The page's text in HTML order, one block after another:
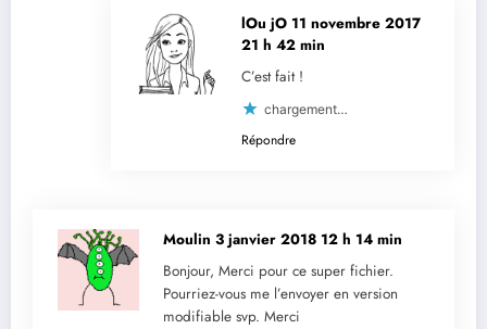
lOu jO 11 novembre 2017
21 h 42 min
C’est fait !
chargement…
Répondre
Moulin 3 janvier 2018 12 h 14 min
Bonjour, Merci pour ce super fichier.
Pourriez-vous me l’envoyer en version
modifiable svp. Merci